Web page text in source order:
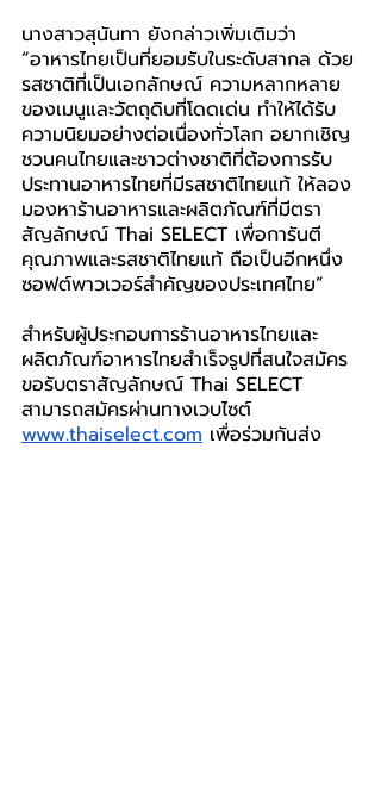
นางสาวสุนันทา ยังกล่าวเพิ่มเติมว่า
“อาหารไทยเป็นที่ยอมรับในระดับสากล ด้วย
รสชาติที่เป็นเอกลักษณ์ ความหลากหลาย
ของเมนูและวัตถุดิบที่โดดเด่น ทำให้ได้รับ
ความนิยมอย่างต่อเนื่องทั่วโลก อยากเชิญ
ชวนคนไทยและชาวต่างชาติที่ต้องการรับ
ประทานอาหารไทยที่มีรสชาติไทยแท้ ให้ลอง
มองหาร้านอาหารและผลิตภัณฑ์ที่มีตรา
สัญลักษณ์ Thai SELECT เพื่อการันตี
คุณภาพและรสชาติไทยแท้ ถือเป็นอีกหนึ่ง
ซอฟต์พาวเวอร์สําคัญของประเทศไทย”
สำหรับผู้ประกอบการร้านอาหารไทยและ
ผลิตภัณฑ์อาหารไทยสำเร็จรูปที่สนใจสมัคร
ขอรับตราสัญลักษณ์ Thai SELECT
สามารถสมัครผ่านทางเวบไซต์
www.thaiselect.com เพื่อร่วมกันส่ง